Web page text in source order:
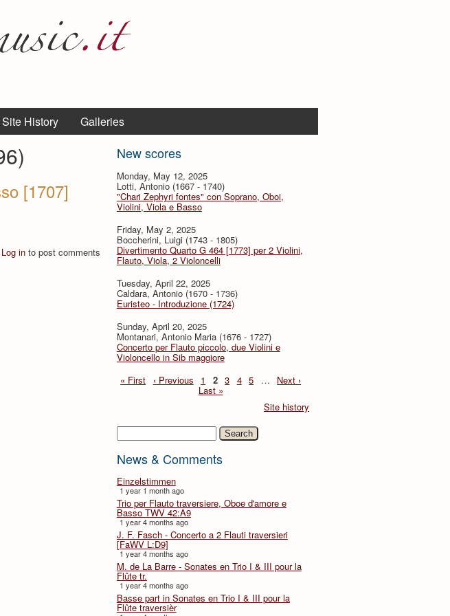
Site History Galleries
New scores
Monday, May 12, 2025
Lotti, Antonio (1667 - 1740)
"Chari Zephyri fontes" con Soprano, Oboi,
Violini, Viola e Basso
Friday, May 2, 2025
Boccherini, Luigi (1743 - 1805)
Divertimento Quarto G 464 [1773] per 2 Violini,
Flauto, Viola, 2 Violoncelli
Tuesday, April 22, 2025
Caldara, Antonio (1670 - 1736)
Euristeo - Introduzione (1724)
Sunday, April 20, 2025
Montanari, Antonio Maria (1676 - 1727)
Concerto per Flauto piccolo, due Violini e
Violoncello in Sib maggiore
« First
‹ Previous 1 2 3 4 5 … Next ›
Last »
Site history
Search
News & Comments
Einzelstimmen
1 year 1 month ago
Trio per Flauto traversiere, Oboe d'amore e
Basso TWV 42:A9
1 year 4 months ago
J. F. Fasch - Concerto a 2 Flauti traversieri
[FaWV L:D9]
1 year 4 months ago
M. de La Barre - Sonates en Trio I & III pour la
Flûte tr.
1 year 4 months ago
Basse part in Sonates en Trio I & III pour la
Flûte traversièr
[1707]
Log in to post comments